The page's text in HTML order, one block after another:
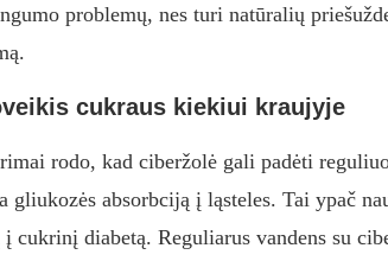
problemų, nes turi natūralių
cukraus kiekiui kraujyje
rodo, kad ciberžolė gali padėti
gliukozės absorbciją į ląsteles. Tai ypač
cukrinį diabetą. Reguliarus vandens su